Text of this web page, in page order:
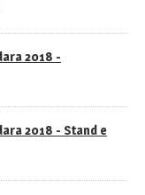
2018 -
2018 - Stand e